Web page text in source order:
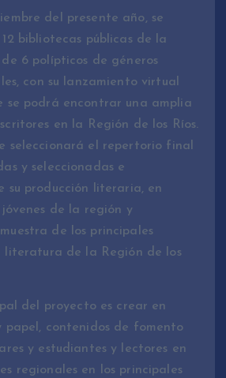
del presente año, se
bibliotecas públicas de la
de 6 polípticos de géneros
con su lanzamiento virtual
se podrá encontrar una amplia
en la Región de los Ríos.
seleccionará el repertorio final
y seleccionadas e
su producción literaria, en
de la región y
de los principales
literatura de la Región de los
del proyecto es crear en
contenidos de fomento
y estudiantes y lectores en
regionales en los principales